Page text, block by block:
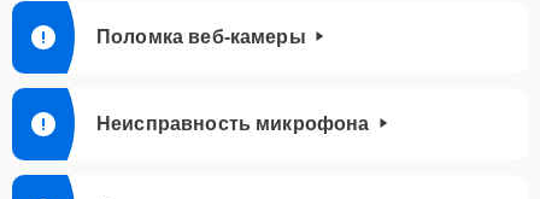
Поломка веб-камеры
Неисправность микрофона